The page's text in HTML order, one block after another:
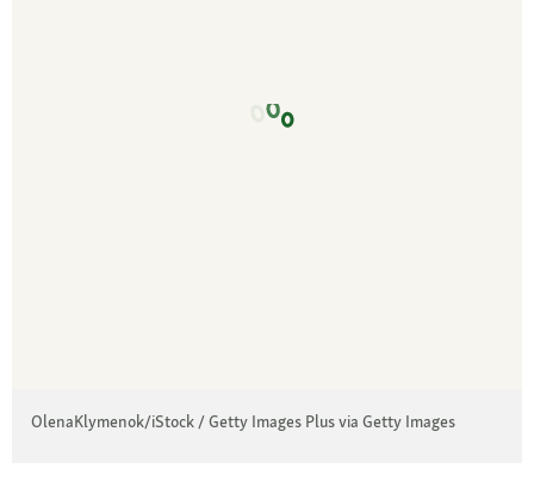
OlenaKlymenok/iStock / Getty Images Plus via Getty Images